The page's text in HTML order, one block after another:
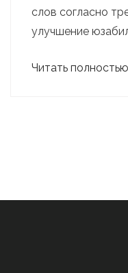
слов согласно
улучшение
Читать полностью